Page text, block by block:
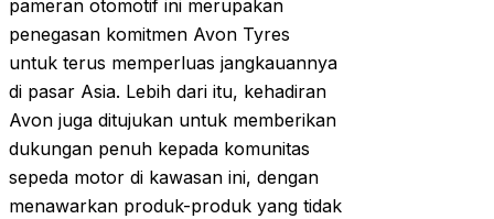
pameran otomotif ini merupakan
penegasan komitmen Avon Tyres
untuk terus memperluas jangkauannya
di pasar Asia. Lebih dari itu, kehadiran
Avon juga ditujukan untuk memberikan
dukungan penuh kepada komunitas
sepeda motor di kawasan ini, dengan
menawarkan produk-produk yang tidak